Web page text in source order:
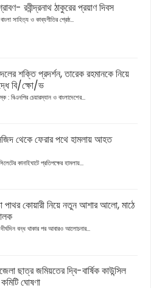
রবীন্দ্রনাথ ঠাকুরের প্রয়াণ দিবস
সাহিত্য ও কাব্যগীতির শ্রেষ্ঠ...
শক্তি প্রদর্শন, তারেক রহমানকে নিয়ে
বি/ক্ষো/ভ
: বিএনপির চেয়ারম্যান ও বাংলাদেশের...
থেকে ফেরার পথে হামলায় আহত
কানাইঘাটে প্রতিপক্ষের হামলায়...
পাথর কোয়ারী নিয়ে নতুন আশার আলো, মাঠে
বন্ধ থাকার পর আবারও আলোচনার...
ছাত্র জমিয়তের দ্বি-বার্ষিক কাউন্সিল
ঘোষণা